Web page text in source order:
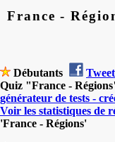
France -
Débutants
Quiz "France -
générateur de tests -
Voir les statistiques de
'France - Régions'